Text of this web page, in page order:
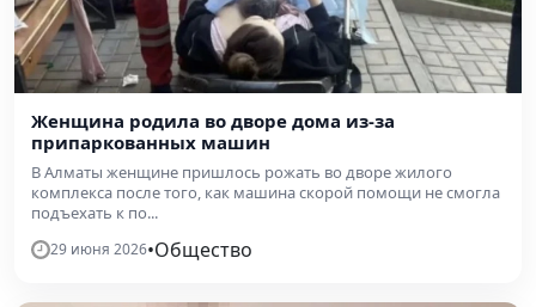
Женщина родила во дворе дома из-за
припаркованных машин
В Алматы женщине пришлось рожать во дворе жилого
комплекса после того, как машина скорой помощи не смогла
подъехать к по...
29 июня 2026•Общество